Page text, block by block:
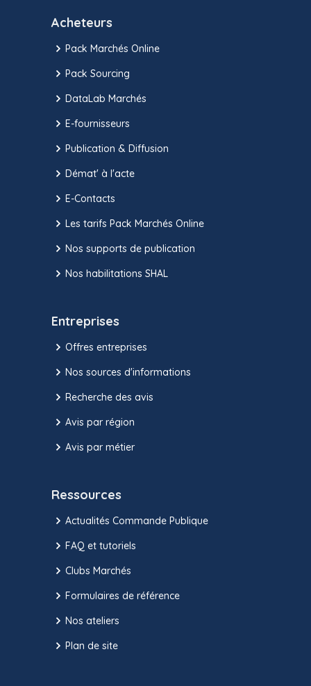
Acheteurs
Pack Marchés Online
Pack Sourcing
DataLab Marchés
E-fournisseurs
Publication & Diffusion
Démat' à l'acte
E-Contacts
Les tarifs Pack Marchés Online
Nos supports de publication
Nos habilitations SHAL
Entreprises
Offres entreprises
Nos sources d'informations
Recherche des avis
Avis par région
Avis par métier
Ressources
Actualités Commande Publique
FAQ et tutoriels
Clubs Marchés
Formulaires de référence
Nos ateliers
Plan de site